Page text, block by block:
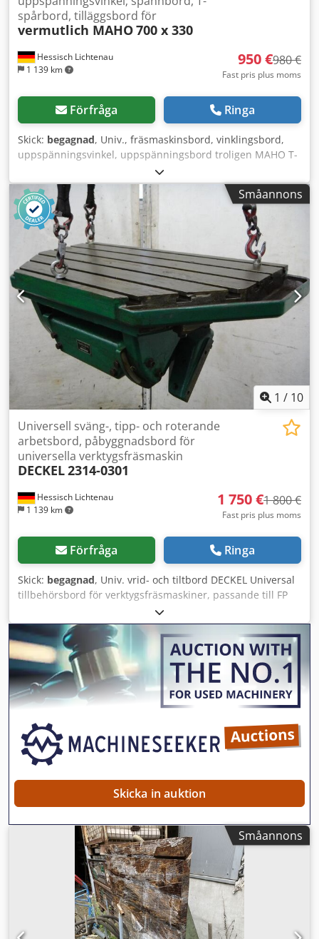
Hessisch Lichtenau
1 139 km
spårbord, tilläggsbord för
vermutlich MAHO700 x 330
950 €980 €
Fast pris plus moms
Förfråga Ringa
Skick: begagnad, Univ., fräsmaskinsbord, vinklingsbord,
uppspänningsvinkel, uppspänningsbord troligen MAHO T-
spårsbord, påbyggnadsbord för universell
verktygsfräsmaskin Bordsnr: 76-400-1 / 2210 05 00
Bordstorlek: 700 x 330 mm Bygghöjd: 210 mm Spårbredd:
12 mm Spåravstånd: 45 mm - Bordsskiva med 7x T-spår 12
mm - Monteringsyta 90°, 13 mm borrhål, 14 mm långhål
för fastsättning samt 12 mm styrspår Dsdpfxoxy Styo Ab
Rock - Hålavstånd övre monteringsplatta Ø 13 mm = 500
mm, 50 mm ovanför bordsskivan (mätt i mitten) -
Hålavstånd mitt på monteringsplatta Ø 13 mm = 472 mm,
95 mm ovanför bordsskivan (mätt i mitten) -
Långhålsavstånd mitt på monteringsplatta = 475 mm, 140
mm ovanför bordsskivan (mätt i mitten) - Långhålsavstånd
undre monteringsplatta = 475 mm, 185 mm ovanför
bordsskivan (mätt i mitten) Mått L x B x H: 820 x 330 x 210
mm Vikt: 61 kg i gott skick
Småannons
1 / 10
Hessisch Lichtenau
1 139 km
Universell sväng-, tipp- och roterande
arbetsbord, påbyggnadsbord för
universella verktygsfräsmaskin
DECKEL2314-0301
1 750 €1 800 €
Fast pris plus moms
Förfråga Ringa
Skick: begagnad, Univ. vrid- och tiltbord DECKEL Universal
tillbehörsbord för verktygsfräsmaskiner, passande till FP
2L, FP 3L eller FP 4L Nr. 2314 Tillverkningsår: ca 1975
Spännyta: 1000 x 520 mm - 6 spår för fastspänning, 16 mm
breda, avstånd 90 mm - Fästplattan kan vridas horisontellt
åt höger och vänster upp till 45 grader (graderad) - Kan
tiltas mot/från maskinen +/- 15 grader Dsdod E A I Nopfx
Ab Rock - Vridbar +/- 15 grader - Vridbord, tippbord,
vinkelbord Max. tillåten belastning: 1000 kg Vikt: 400 kg Bra
Skicka in auktion
Småannons